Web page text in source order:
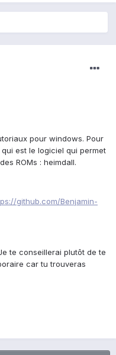
pour windows. Pour
est le logiciel qui permet
ROMs : heimdall.
github.com/Benjamin-
te conseillerai plutôt de te
car tu trouveras